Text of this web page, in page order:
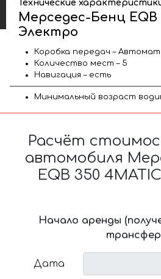
Технические
Мерседес-Бенц EQB
Электро
Коробка передач –
Количество мест – 5
Навигация – есть
Минимальный возраст
Расчёт
автомобиля
EQB 350
Начало аренды
Дата